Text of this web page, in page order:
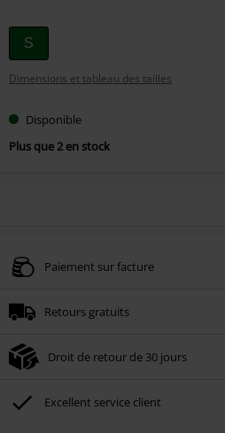
Choisissez
votre
taille
S
Dimensions et tableau des tailles
Disponible
Plus que 2 en stock
Paiement sur facture
Retours gratuits
Droit de retour de 30 jours
Excellent service client